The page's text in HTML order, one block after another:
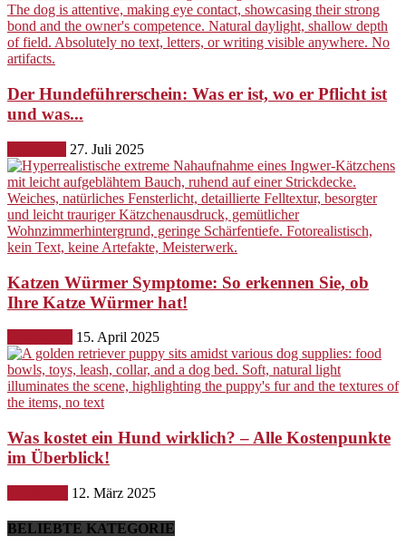
Der Hundeführerschein: Was er ist, wo er Pflicht ist
und was...
27. Juli 2025
Katzen Würmer Symptome: So erkennen Sie, ob
Ihre Katze Würmer hat!
15. April 2025
Was kostet ein Hund wirklich? – Alle Kostenpunkte
im Überblick!
12. März 2025
BELIEBTE KATEGORIE